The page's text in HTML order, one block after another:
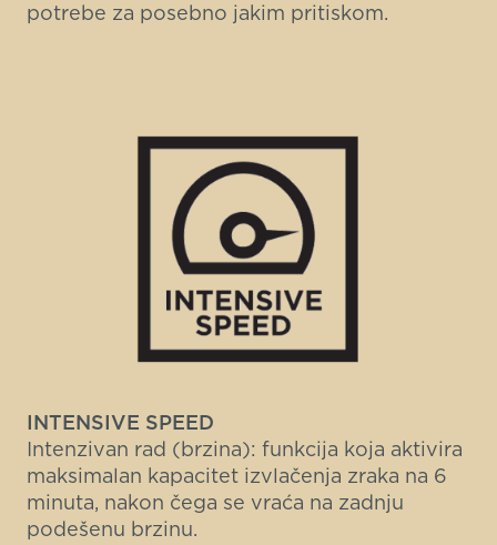
potrebe za posebno jakim pritiskom.
INTENSIVE SPEED
Intenzivan rad (brzina): funkcija koja aktivira
maksimalan kapacitet izvlačenja zraka na 6
minuta, nakon čega se vraća na zadnju
podešenu brzinu.